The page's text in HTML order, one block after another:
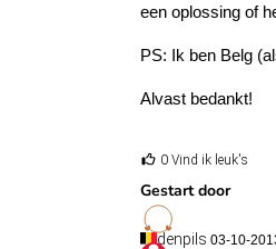
een oplossing of
PS: Ik ben Belg
Alvast bedankt!
0 Vind ik leuk's
Gestart door
denpils 03-10-